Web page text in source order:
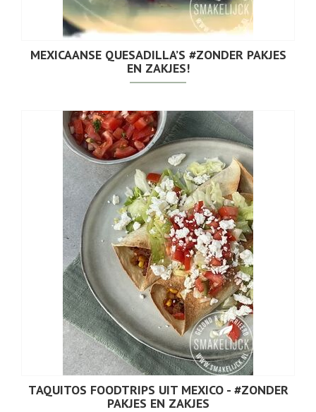
MEXICAANSE QUESADILLA’S #ZONDER PAKJES
EN ZAKJES!
TAQUITOS FOODTRIPS UIT MEXICO - #ZONDER
PAKJES EN ZAKJES